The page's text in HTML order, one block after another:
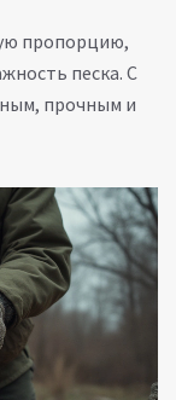
пропорцию,
песка. С
прочным и